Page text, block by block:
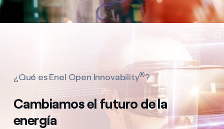
¿Qué es Enel Open Innovability®?
Cambiamos el futuro de la
energía